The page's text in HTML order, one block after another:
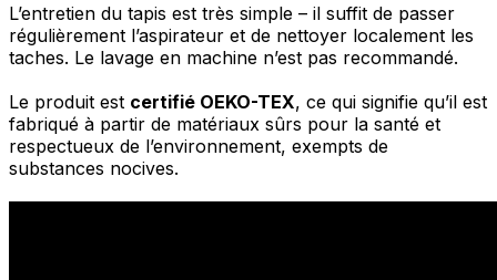
L’entretien du tapis est très simple – il suffit de passer
régulièrement l’aspirateur et de nettoyer localement les
taches. Le lavage en machine n’est pas recommandé.
Le produit est certifié OEKO-TEX, ce qui signifie qu’il est
fabriqué à partir de matériaux sûrs pour la santé et
respectueux de l’environnement, exempts de
substances nocives.